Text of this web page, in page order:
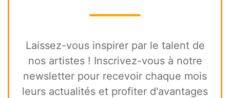
⸻
Laissez-vous inspirer par le talent de
nos artistes ! Inscrivez-vous à notre
newsletter pour recevoir chaque mois
leurs actualités et profiter d'avantages